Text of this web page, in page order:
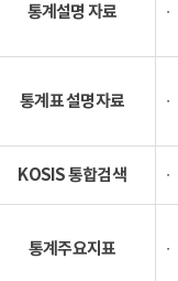
통계설명 자료
통계표 설명자료
KOSIS 통합검색
통계주요지표